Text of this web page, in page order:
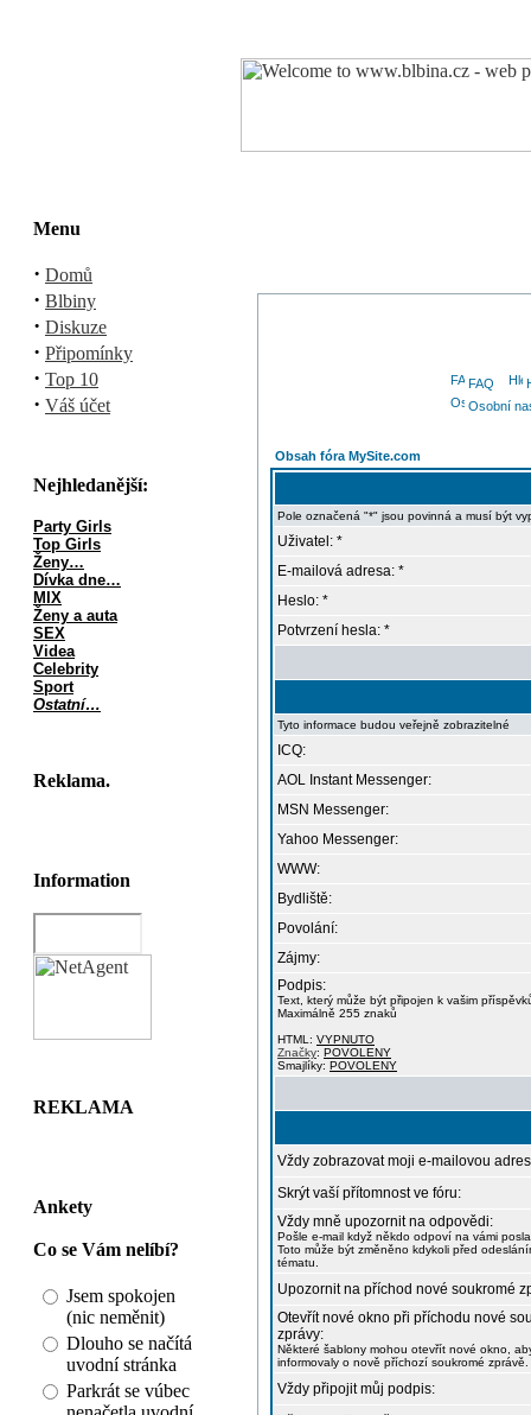
Menu
· Domů
· Blbiny
· Diskuze
· Připomínky
· Top 10
· Váš účet
Nejhledanější:
Party Girls
Top Girls
Ženy…
Dívka dne…
MIX
Ženy a auta
SEX
Videa
Celebrity
Sport
Ostatní…
Reklama.
Information
REKLAMA
Ankety
Co se Vám nelíbí?
Jsem spokojen
(nic neměnit)
Dlouho se načítá
uvodní stránka
Parkrát se vúbec
FAQ
Osobní
Obsah fóra MySite.com
Pole označená "*" jsou povinná a musí být
Uživatel: *
E-mailová adresa: *
Heslo: *
Potvrzení hesla: *
Tyto informace budou veřejně zobrazitelné
ICQ:
AOL Instant Messenger:
MSN Messenger:
Yahoo Messenger:
WWW:
Bydliště:
Povolání:
Zájmy:
Podpis:
Text, který může být připojen k vašim
Maximálně 255 znaků
HTML: VYPNUTO
Značky: POVOLENY
Smajlíky: POVOLENY
Vždy zobrazovat moji e-mailovou
Skrýt vaší přítomnost ve fóru:
Vždy mně upozornit na odpovědi:
Pošle e-mail když někdo odpoví na vámi
Toto může být změněno kdykoli před
tématu.
Upozornit na příchod nové soukromé
Otevřít nové okno při příchodu nové
zprávy:
Některé šablony mohou otevřít nové okno,
informovaly o nově příchozí soukromé zprávě.
Vždy připojit můj podpis: